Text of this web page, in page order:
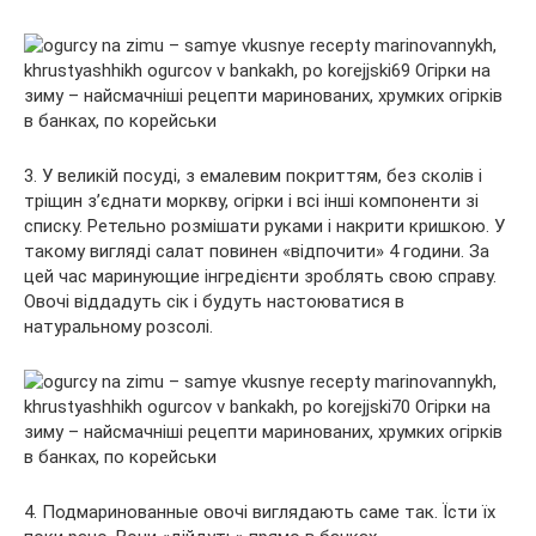
3. У великій посуді, з емалевим покриттям, без сколів і
тріщин з’єднати моркву, огірки і всі інші компоненти зі
списку. Ретельно розмішати руками і накрити кришкою. У
такому вигляді салат повинен «відпочити» 4 години. За
цей час маринующие інгредієнти зроблять свою справу.
Овочі віддадуть сік і будуть настоюватися в
натуральному розсолі.
4. Подмаринованные овочі виглядають саме так. Їсти їх